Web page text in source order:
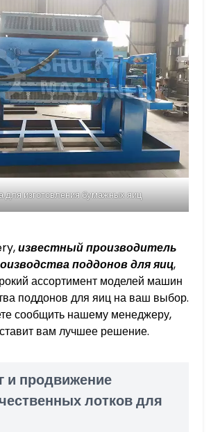
изготовления бумажных яиц
известный производитель
поддонов для яиц,
ассортимент моделей машин
поддонов для яиц на ваш выбор.
сообщить нашему менеджеру,
вам лучшее решение.
и продвижение
лотков для